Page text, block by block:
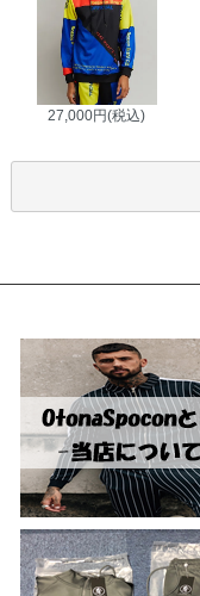
27,000円(税込)